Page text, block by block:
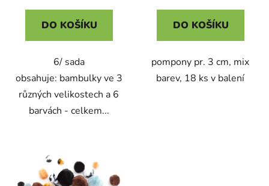
DO KOŠÍKU
6/ sada
obsahuje: bambulky ve 3
různých velikostech a 6
barvách - celkem...
DO KOŠÍKU
pompony pr. 3 cm, mix
barev, 18 ks v balení